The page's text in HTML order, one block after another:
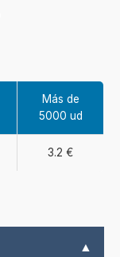
Más de
5000 ud
3.2 €
▲